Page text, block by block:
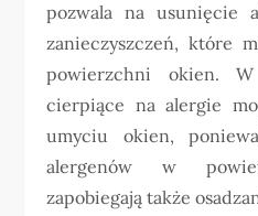
pozwala na usunięcie
zanieczyszczeń, które
powierzchni okien. W
cierpiące na alergie
umyciu okien,
alergenów w
zapobiegają także